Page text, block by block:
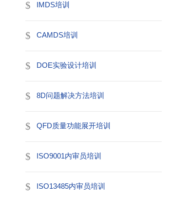
IMDS培训
CAMDS培训
DOE实验设计培训
8D问题解决方法培训
QFD质量功能展开培训
ISO9001内审员培训
ISO13485内审员培训